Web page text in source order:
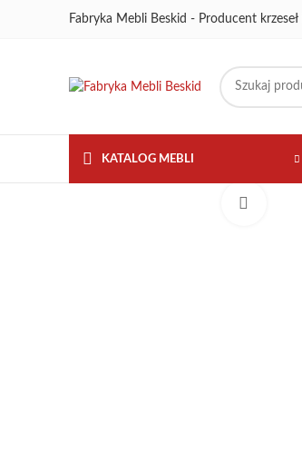
Fabryka Mebli Beskid - Producent krzeseł
KATALOG MEBLI